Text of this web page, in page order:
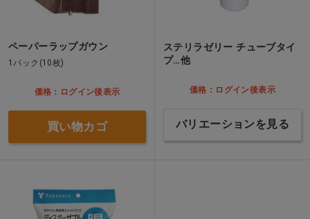
ペーパーラップガウン
1パック(10枚)
価格：ログイン後表示
買い物カゴ
ステリラゼリー チューブタイ
プ…他
価格：ログイン後表示
バリエーションを見る